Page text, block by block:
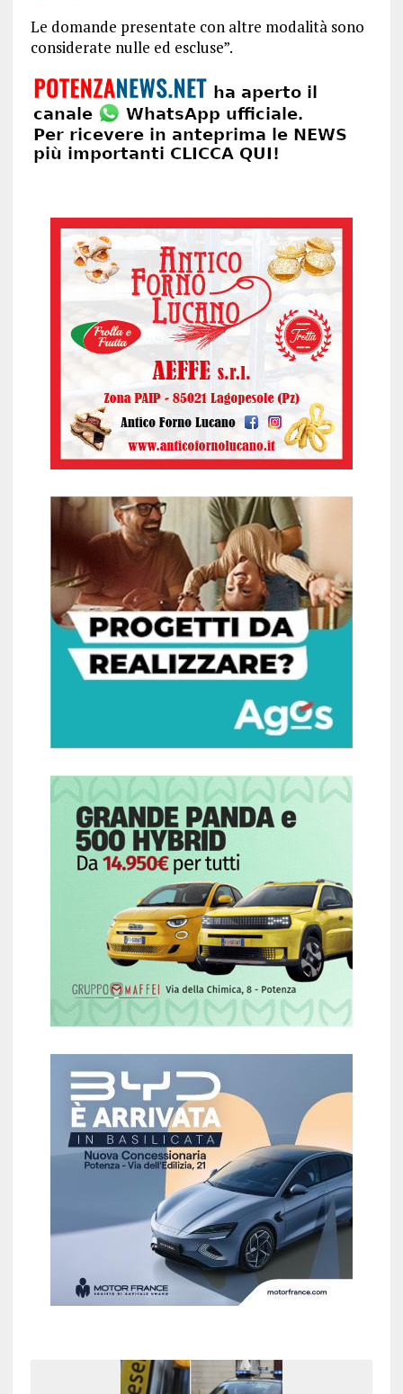
Le domande presentate con altre modalità sono
considerate nulle ed escluse”.